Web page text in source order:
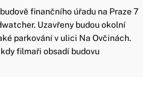
finančního úřadu na Praze 7
Uzavřeny budou okolní
parkování v ulici Na Ovčinách.
filmaři obsadí budovu